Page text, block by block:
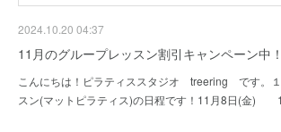
2024.10.20 04:37
11月のグループレッスン割引キャンペーン中
こんにちは！ピラティススタジオ treering です。
スン(マットピラティス)の日程です！11月8日(金)